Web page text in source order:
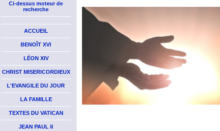
Ci-dessus moteur de
recherche
ACCUEIL
BENOÎT XVI
LÉON XIV
CHRIST MISERICORDIEUX
L'EVANGILE DU JOUR
LA FAMILLE
TEXTES DU VATICAN
JEAN PAUL II